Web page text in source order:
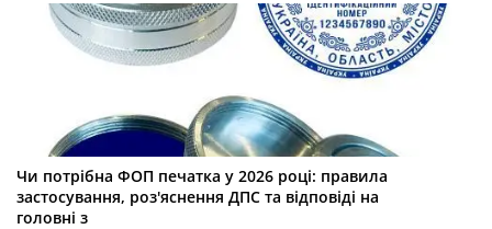
Чи потрібна ФОП печатка у 2026 році: правила
застосування, роз'яснення ДПС та відповіді на
головні з